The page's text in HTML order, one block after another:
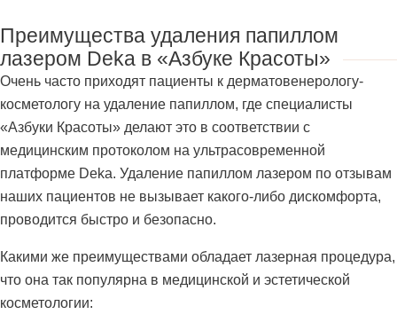
Преимущества удаления папиллом
лазером Deka в «Азбуке Красоты»
Очень часто приходят пациенты к дерматовенерологу-
косметологу на удаление папиллом, где специалисты
«Азбуки Красоты» делают это в соответствии с
медицинским протоколом на ультрасовременной
платформе Deka. Удаление папиллом лазером по отзывам
наших пациентов не вызывает какого-либо дискомфорта,
проводится быстро и безопасно.
Какими же преимуществами обладает лазерная процедура,
что она так популярна в медицинской и эстетической
косметологии: